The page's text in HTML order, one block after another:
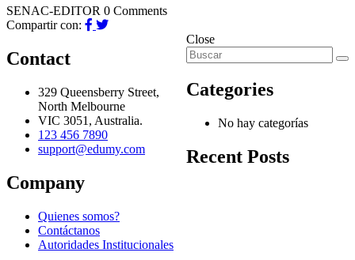
SENAC-EDITOR 0 Comments
Compartir con:
Close
Categories
No hay categorías
Recent Posts
Contact
329 Queensberry Street,
North Melbourne
VIC 3051, Australia.
123 456 7890
support@edumy.com
Company
Quienes somos?
Contáctanos
Autoridades Institucionales